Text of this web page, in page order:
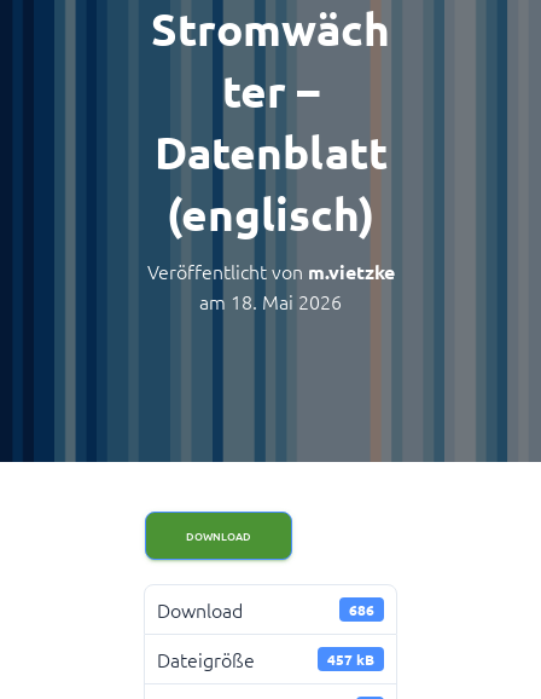
Stromwäch
ter –
Datenblatt
(englisch)
Veröffentlicht von m.vietzke
am 18. Mai 2026
DOWNLOAD
Download 686
Dateigröße 457 kB